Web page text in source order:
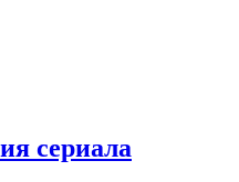
сериала